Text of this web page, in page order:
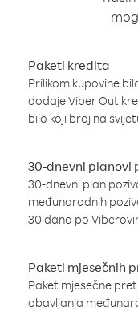
Paketi kredita
Prilikom kupovine
dodaje Viber Out
bilo koji broj na
30-dnevni planovi
30-dnevni plan
međunarodnih
30 dana po
Paketi mjesečnih
Paket mjesečne
obavljanja